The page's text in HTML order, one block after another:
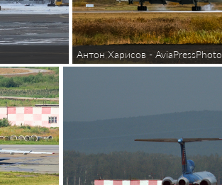
Антон Харисов - AviaPressPhoto